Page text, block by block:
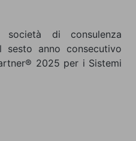
di consulenza
anno consecutivo
2025 per i Sistemi